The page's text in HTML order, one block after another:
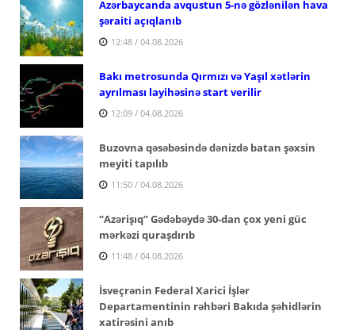
Azərbaycanda avqustun 5-nə gözlənilən hava
şəraiti açıqlanıb
12:48 / 04.08.2026
Bakı metrosunda Qırmızı və Yaşıl xətlərin
ayrılması layihəsinə start verilir
12:09 / 04.08.2026
Buzovna qəsəbəsində dənizdə batan şəxsin
meyiti tapılıb
11:50 / 04.08.2026
“Azərişıq” Gədəbəydə 30-dan çox yeni güc
mərkəzi quraşdırıb
11:48 / 04.08.2026
İsveçrənin Federal Xarici İşlər
Departamentinin rəhbəri Bakıda şəhidlərin
xatirəsini anıb